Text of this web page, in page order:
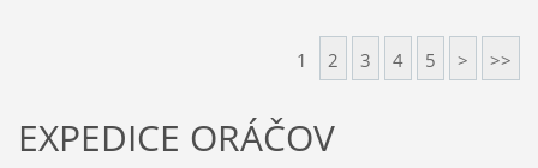
1 2 3 4 5 > >>
EXPEDICE ORÁČOV